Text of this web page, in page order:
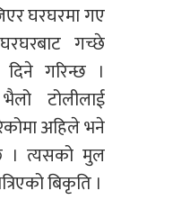
घरघरमा गए
गच्छे
गरिन्छ ।
टोलीलाई
अहिले भने
। त्यसको मुल
बिकृति ।